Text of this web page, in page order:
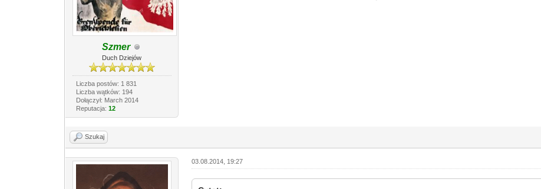
Szmer
Duch Dziejów
Liczba postów: 1 831
Liczba wątków: 194
Dołączył: March 2014
Reputacja: 12
Szukaj
03.08.2014, 19:27